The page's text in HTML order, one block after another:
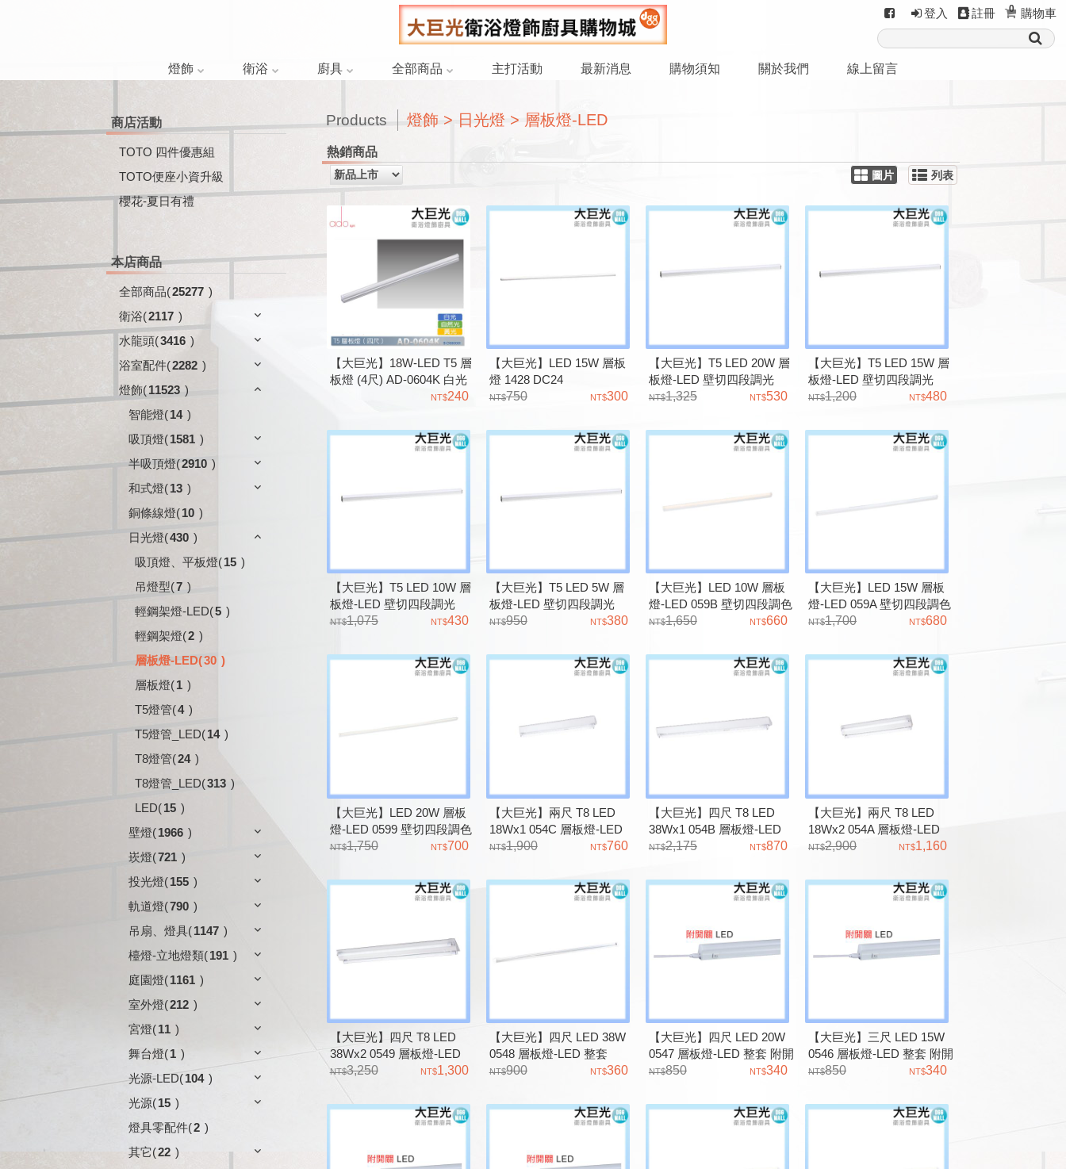
登入 註冊 0 購物車
燈飾 衛浴 廚具 全部商品 主打活動 最新消息 購物須知 關於我們 線上留言
商店活動
TOTO 四件優惠組
TOTO便座小資升級
櫻花-夏日有禮
本店商品
全部商品(25277 )
衛浴(2117 )
水龍頭(3416 )
浴室配件(2282 )
燈飾(11523 )
智能燈(14 )
吸頂燈(1581 )
半吸頂燈(2910 )
和式燈(13 )
銅條線燈(10 )
日光燈(430 )
吸頂燈、平板燈(15 )
吊燈型(7 )
輕鋼架燈-LED(5 )
輕鋼架燈(2 )
層板燈-LED(30 )
層板燈(1 )
T5燈管(4 )
T5燈管_LED(14 )
T8燈管(24 )
T8燈管_LED(313 )
LED(15 )
壁燈(1966 )
崁燈(721 )
投光燈(155 )
軌道燈(790 )
吊扇、燈具(1147 )
檯燈-立地燈類(191 )
庭園燈(1161 )
室外燈(212 )
宮燈(11 )
舞台燈(1 )
光源-LED(104 )
光源(15 )
燈具零配件(2 )
其它(22 )
Products 燈飾 > 日光燈 > 層板燈-LED
熱銷商品
圖片 列表
【大巨光】18W-LED T5 層
板燈 (4尺) AD-0604K 白光
240
【大巨光】LED 15W 層板
燈 1428 DC24
750
300
【大巨光】T5 LED 20W 層
板燈-LED 壁切四段調光
06441,325 530
【大巨光】T5 LED 15W 層
板燈-LED 壁切四段調光
06431,200 480
【大巨光】T5 LED 10W 層
板燈-LED 壁切四段調光
06421,075 430
【大巨光】T5 LED 5W 層
板燈-LED 壁切四段調光
0641950 380
【大巨光】LED 10W 層板
燈-LED 059B 壁切四段調色
遙控器另計
1,650 660
【大巨光】LED 15W 層板
燈-LED 059A 壁切四段調色
遙控器另計
1,700 680
【大巨光】LED 20W 層板
燈-LED 0599 壁切四段調色
遙控器另計
1,750 700
【大巨光】兩尺 T8 LED
18Wx1 054C 層板燈-LED
整套1,900 760
【大巨光】四尺 T8 LED
38Wx1 054B 層板燈-LED
整套2,175 870
【大巨光】兩尺 T8 LED
18Wx2 054A 層板燈-LED
整套2,900 1,160
【大巨光】四尺 T8 LED
38Wx2 0549 層板燈-LED
整套3,250 1,300
【大巨光】四尺 LED 38W
0548 層板燈-LED 整套
900
360
【大巨光】四尺 LED 20W
0547 層板燈-LED 整套 附開
關 不斷光
850 340
【大巨光】三尺 LED 15W
0546 層板燈-LED 整套 附開
關 不斷光
850 340